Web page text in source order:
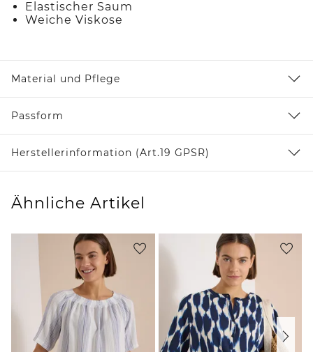
Elastischer Saum
Weiche Viskose
Material und Pflege
Passform
Herstellerinformation (Art.19 GPSR)
Ähnliche Artikel